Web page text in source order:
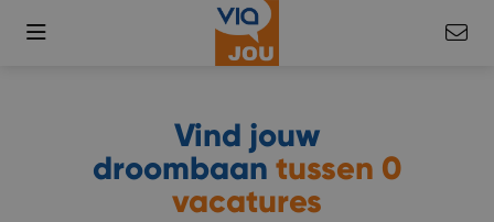
Vind jouw
droombaan tussen 0
vacatures